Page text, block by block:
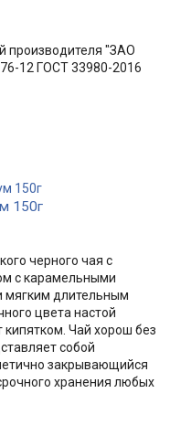
производителя "ЗАО
12 ГОСТ 33980-2016
150г
черного чая с
с карамельными
мягким длительным
цвета настой
кипятком. Чай хорош без
собой
закрывающийся
хранения любых